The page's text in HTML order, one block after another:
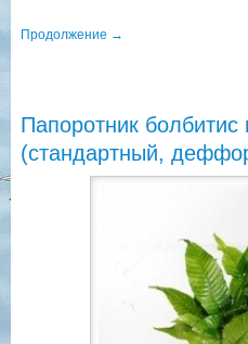
Продолжение →
Папоротник болбитис
(стандартный,